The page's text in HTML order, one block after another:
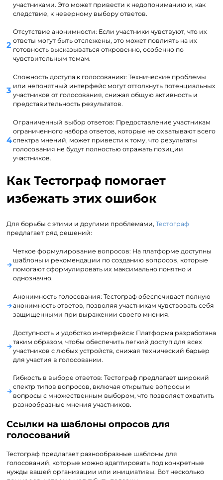
участниками. Это может привести к недопониманию и, как
следствие, к неверному выбору ответов.
Отсутствие анонимности: Если участники чувствуют, что их
ответы могут быть отслежены, это может повлиять на их
готовность высказываться откровенно, особенно по
чувствительным темам.
Сложность доступа к голосованию: Технические проблемы
или непонятный интерфейс могут оттолкнуть потенциальных
участников от голосования, снижая общую активность и
представительность результатов.
Ограниченный выбор ответов: Предоставление участникам
ограниченного набора ответов, которые не охватывают всего
спектра мнений, может привести к тому, что результаты
голосования не будут полностью отражать позиции
участников.
Как Тестограф помогает
избежать этих ошибок
Для борьбы с этими и другими проблемами,Тестограф
предлагает ряд решений:
Четкое формулирование вопросов: На платформе доступны
шаблоны и рекомендации по созданию вопросов, которые
помогают сформулировать их максимально понятно и
однозначно.
Анонимность голосования: Тестограф обеспечивает полную
анонимность ответов, позволяя участникам чувствовать себя
защищенными при выражении своего мнения.
Доступность и удобство интерфейса: Платформа разработана
таким образом, чтобы обеспечить легкий доступ для всех
участников с любых устройств, снижая технический барьер
для участия в голосовании.
Гибкость в выборе ответов: Тестограф предлагает широкий
спектр типов вопросов, включая открытые вопросы и
вопросы с множественным выбором, что позволяет охватить
разнообразные мнения участников.
Ссылки на шаблоны опросов для
голосований
Тестограф предлагает разнообразные шаблоны для
голосований, которые можно адаптировать под конкретные
нужды вашей организации или инициативы. Вот несколько